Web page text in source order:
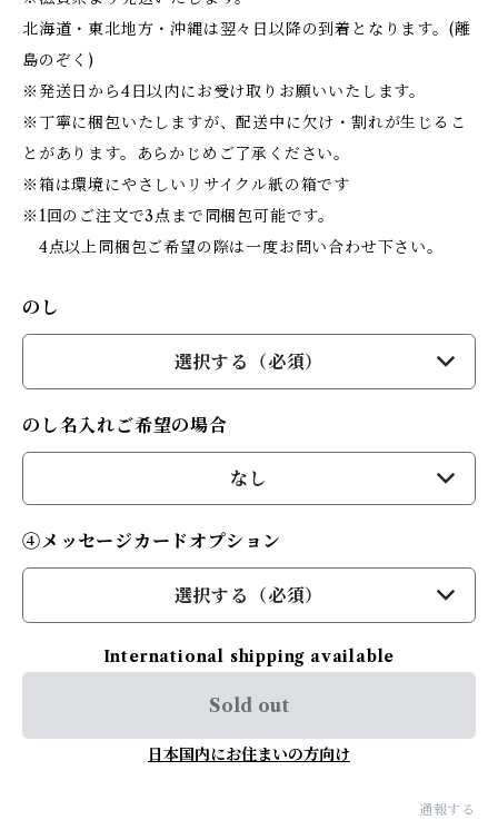
北海道・東北地方・沖縄は翌々日以降の到着となります。(離
島のぞく)
※発送日から4日以内にお受け取りお願いいたします。
※丁寧に梱包いたしますが、配送中に欠け・割れが生じるこ
とがあります。あらかじめご了承ください。
※箱は環境にやさしいリサイクル紙の箱です
※1回のご注文で3点まで同梱包可能です。
4点以上同梱包ご希望の際は一度お問い合わせ下さい。
のし
選択する（必須）
のし名入れご希望の場合
なし
④メッセージカードオプション
選択する（必須）
International shipping available
Sold out
日本国内にお住まいの方向け
通報する